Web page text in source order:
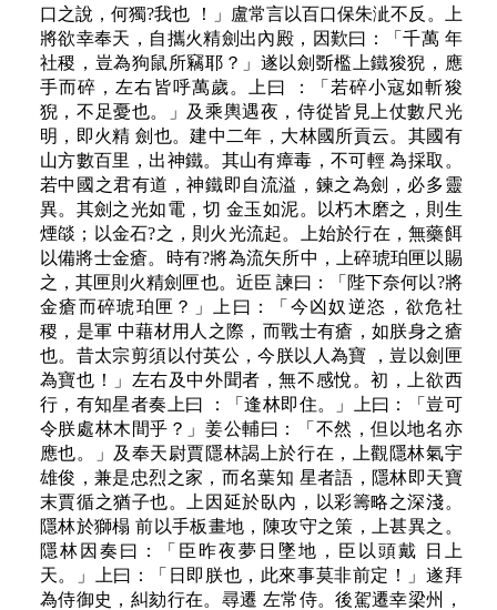
口之說，何獨?我也 ！」盧常言以百口保朱泚不反。上
將欲幸奉天，自攜火精劍出內殿，因歎曰：「千萬 年
社稷，豈為狗鼠所竊耶？」遂以劍斲檻上鐵狻猊，應
手而碎，左右皆呼萬歲。上曰 ：「若碎小寇如斬狻
猊，不足憂也。」及乘輿遇夜，侍從皆見上仗數尺光
明，即火精 劍也。建中二年，大林國所貢云。其國有
山方數百里，出神鐵。其山有瘴毒，不可輕 為採取。
若中國之君有道，神鐵即自流溢，鍊之為劍，必多靈
異。其劍之光如電，切 金玉如泥。以朽木磨之，則生
煙燄；以金石?之，則火光流起。上始於行在，無藥餌
以備將士金瘡。時有?將為流矢所中，上碎琥珀匣以賜
之，其匣則火精劍匣也。近臣 諫曰：「陛下奈何以?將
金瘡而碎琥珀匣？」上曰：「今凶奴逆恣，欲危社
稷，是軍 中藉材用人之際，而戰士有瘡，如朕身之瘡
也。昔太宗剪須以付英公，今朕以人為寶 ，豈以劍匣
為寶也！」左右及中外聞者，無不感悅。初，上欲西
行，有知星者奏上曰 ：「逢林即住。」上曰：「豈可
令朕處林木間乎？」姜公輔曰：「不然，但以地名亦
應也。」及奉天尉賈隱林謁上於行在，上觀隱林氣宇
雄俊，兼是忠烈之家，而名葉知 星者語，隱林即天寶
末賈循之猶子也。上因延於臥內，以彩籌略之深淺。
隱林於獅榻 前以手板畫地，陳攻守之策，上甚異之。
隱林因奏曰：「臣昨夜夢日墜地，臣以頭戴 日上
天。」上曰：「日即朕也，此來事莫非前定！」遂拜
為侍御史，糾劾行在。尋遷 左常侍。後駕遷幸梁州，